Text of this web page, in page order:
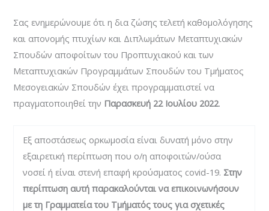
Σας ενημερώνουμε ότι η δια ζώσης τελετή καθομολόγησης
και απονομής πτυχίων και Διπλωμάτων Μεταπτυχιακών
Σπουδών αποφοίτων του Προπτυχιακού και των
Μεταπτυχιακών Προγραμμάτων Σπουδών του Τμήματος
Μεσογειακών Σπουδών έχει προγραμματιστεί να
πραγματοποιηθεί την Παρασκευή 22 Ιουλίου 2022.
Εξ αποστάσεως ορκωμοσία είναι δυνατή μόνο στην
εξαιρετική περίπτωση που ο/η αποφοιτών/ούσα
νοσεί ή είναι στενή επαφή κρούσματος covid-19. Στην
περίπτωση αυτή παρακαλούνται να επικοινωνήσουν
με τη Γραμματεία του Τμήματός τους για σχετικές